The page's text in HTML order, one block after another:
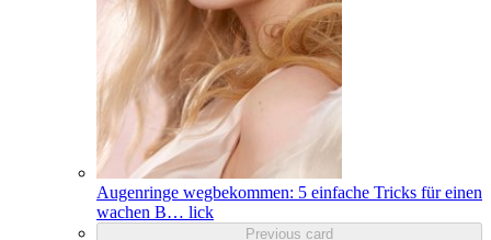
Augenringe wegbekommen: 5 einfache Tricks für einen
wachen B… lick
Previous card